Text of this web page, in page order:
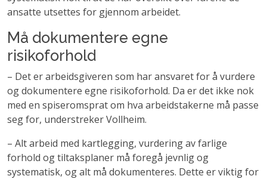
ansatte utsettes for gjennom arbeidet.
Må dokumentere egne
risikoforhold
– Det er arbeidsgiveren som har ansvaret for å vurdere
og dokumentere egne risikoforhold. Da er det ikke nok
med en spiseromsprat om hva arbeidstakerne må passe
seg for, understreker Vollheim.
– Alt arbeid med kartlegging, vurdering av farlige
forhold og tiltaksplaner må foregå jevnlig og
systematisk, og alt må dokumenteres. Dette er viktig for